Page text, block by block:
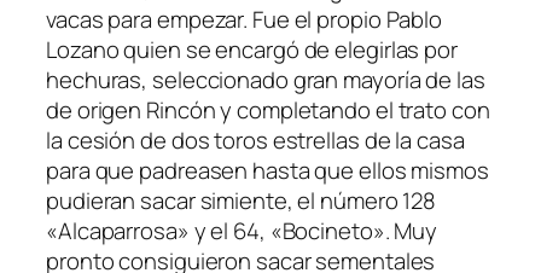
vacas para empezar. Fue el propio Pablo
Lozano quien se encargó de elegirlas por
hechuras, seleccionado gran mayoría de las
de origen Rincón y completando el trato con
la cesión de dos toros estrellas de la casa
para que padreasen hasta que ellos mismos
pudieran sacar simiente, el número 128
«Alcaparrosa» y el 64, «Bocineto». Muy
pronto consiguieron sacar sementales